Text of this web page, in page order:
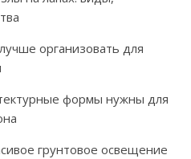
организовать для
формы нужны для
грунтовое освещение